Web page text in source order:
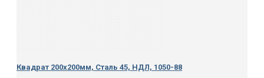
Квадрат 200х200мм, Сталь 45, НДЛ, 1050-88